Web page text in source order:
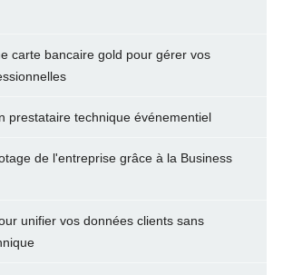
carte bancaire gold pour gérer vos
prestataire technique événementiel
de l'entreprise grâce à la Business
unifier vos données clients sans